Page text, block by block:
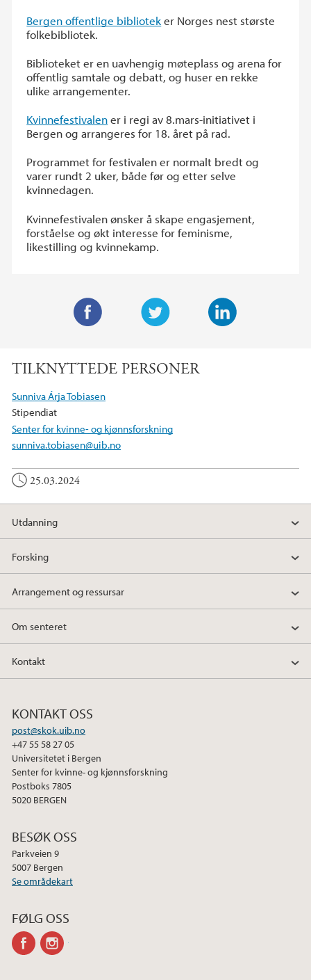
Bergen offentlige biblioteker Norges nest største
folkebibliotek.
Biblioteket er en uavhengig møteplass og arena for
offentlig samtale og debatt, og huser en rekke
ulike arrangementer.
Kvinnefestivalener i regi av 8.mars-initiativet i
Bergen og arrangeres for 18. året på rad.
Programmet for festivalen er normalt bredt og
varer rundt 2 uker, både før og etter selve
kvinnedagen.
Kvinnefestivalen ønsker å skape engasjement,
forståelse og økt interesse for feminisme,
likestilling og kvinnekamp.
i
b
o
TILKNYTTEDE PERSONER
Sunniva Árja Tobiasen
Stipendiat
Senter for kvinne- og kjønnsforskning
sunniva.tobiasen@uib.no
25.03.2024
Utdanning
Forsking
Arrangement og ressursar
Om senteret
Kontakt
KONTAKT OSS
post@skok.uib.no
+47 55 58 27 05
Universitetet i Bergen
Senter for kvinne- og kjønnsforskning
Postboks 7805
5020 BERGEN
BESØK OSS
Parkveien 9
5007 Bergen
Se områdekart
FØLG OSS
facebook